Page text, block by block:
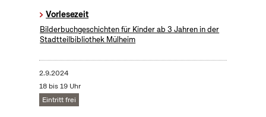
Vorlesezeit
Bilderbuchgeschichten für Kinder ab 3 Jahren in der
Stadtteilbibliothek Mülheim
2.9.2024
18 bis 19 Uhr
Eintritt frei